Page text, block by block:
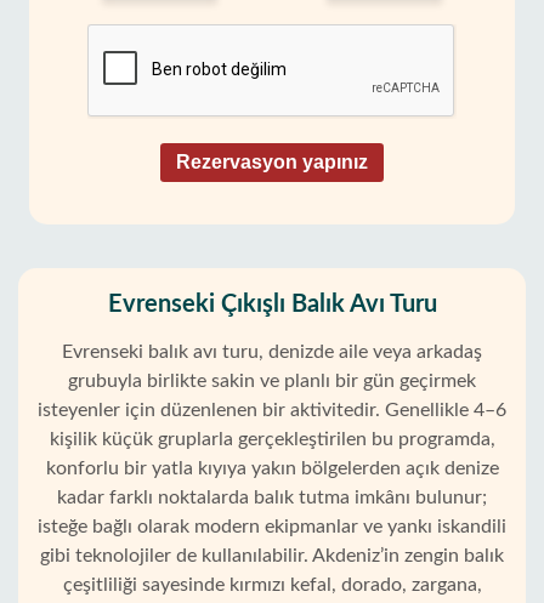
Rezervasyon yapınız
Evrenseki Çıkışlı Balık Avı Turu
Evrenseki balık avı turu, denizde aile veya arkadaş
grubuyla birlikte sakin ve planlı bir gün geçirmek
isteyenler için düzenlenen bir aktivitedir. Genellikle 4–6
kişilik küçük gruplarla gerçekleştirilen bu programda,
konforlu bir yatla kıyıya yakın bölgelerden açık denize
kadar farklı noktalarda balık tutma imkânı bulunur;
isteğe bağlı olarak modern ekipmanlar ve yankı iskandili
gibi teknolojiler de kullanılabilir. Akdeniz’in zengin balık
çeşitliliği sayesinde kırmızı kefal, dorado, zargana,